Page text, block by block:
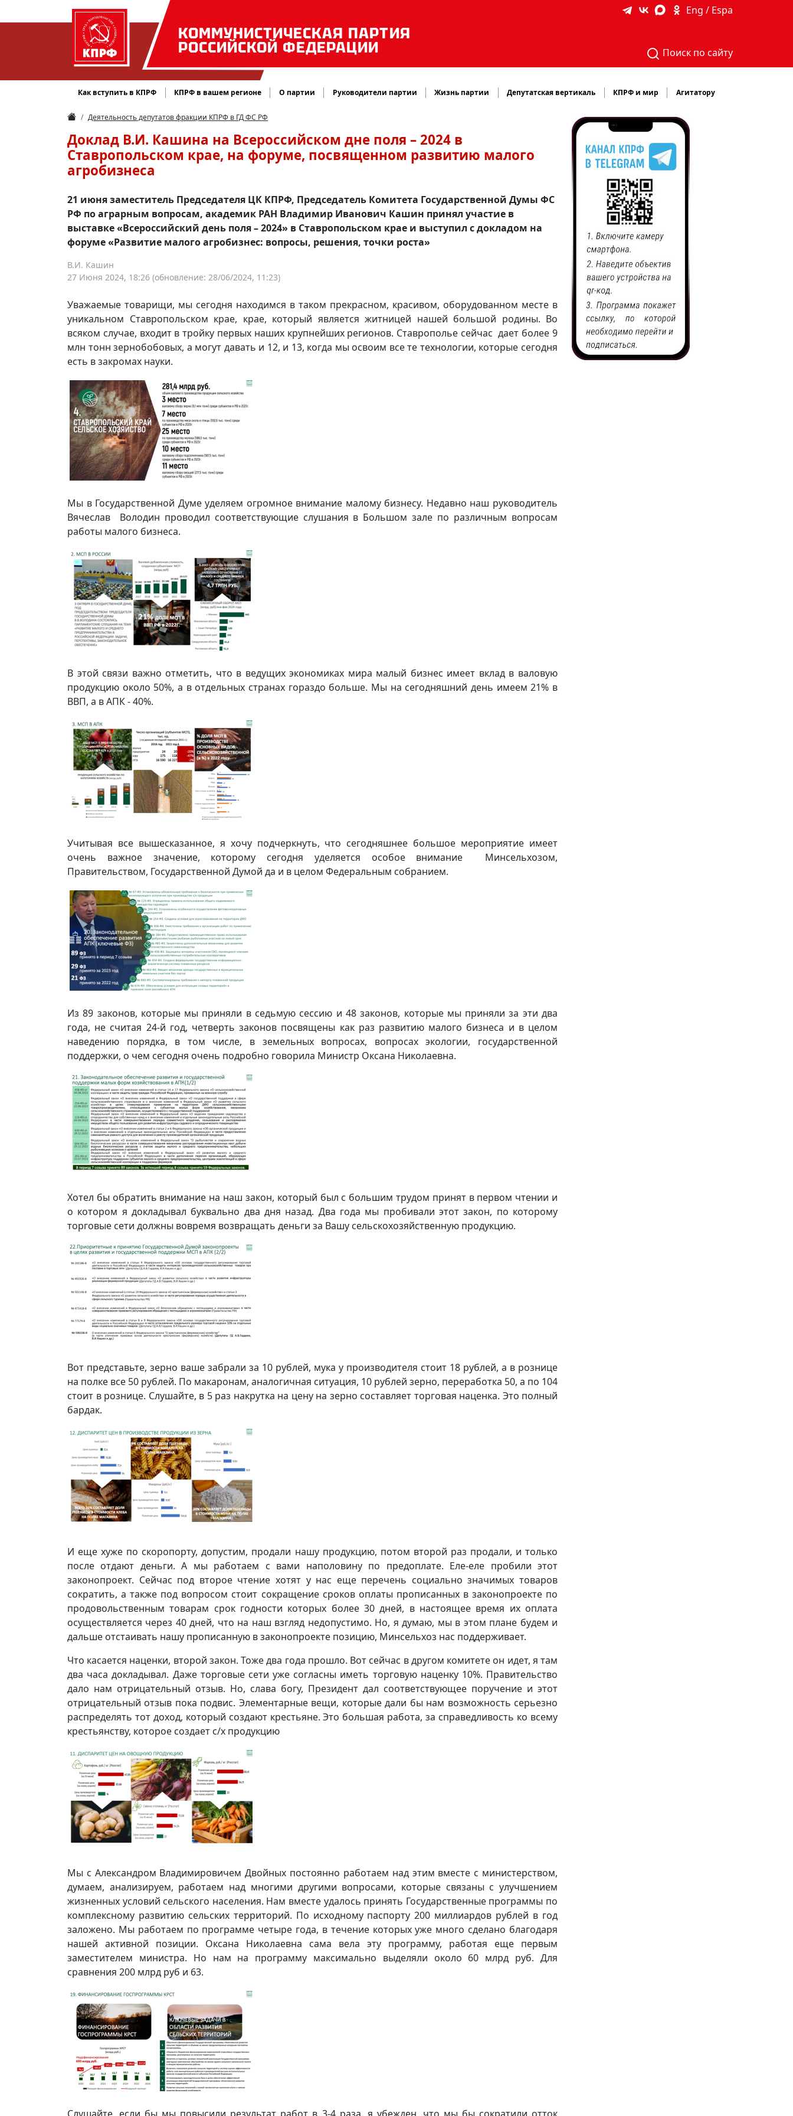
КОММУНИСТИЧЕСКАЯ ПАРТИЯ
РОССИЙСКОЙ ФЕДЕРАЦИИ
Eng / Espa
Поиск по сайту
Как вступить в КПРФ КПРФ в вашем регионе О партии Руководители партии Жизнь партии Депутатская вертикаль КПРФ и мир Агитатору
Деятельность депутатов фракции КПРФ в ГД ФС РФ
Доклад В.И. Кашина на Всероссийском дне поля – 2024 в
Ставропольском крае, на форуме, посвященном развитию малого
агробизнеса
21 июня заместитель Председателя ЦК КПРФ, Председатель Комитета Государственной Думы ФС
РФ по аграрным вопросам, академик РАН Владимир Иванович Кашин принял участие в
выставке «Всероссийский день поля – 2024» в Ставропольском крае и выступил с докладом на
форуме «Развитие малого агробизнес: вопросы, решения, точки роста»
В.И. Кашин
27 Июня 2024, 18:26 (обновление: 28/06/2024, 11:23)
Уважаемые товарищи, мы сегодня находимся в таком прекрасном, красивом, оборудованном месте в
уникальном Ставропольском крае, крае, который является житницей нашей большой родины. Во
всяком случае, входит в тройку первых наших крупнейших регионов. Ставрополье сейчас дает более 9
млн тонн зернобобовых, а могут давать и 12, и 13, когда мы освоим все те технологии, которые сегодня
есть в закромах науки.
Мы в Государственной Думе уделяем огромное внимание малому бизнесу. Недавно наш руководитель
Вячеслав Володин проводил соответствующие слушания в Большом зале по различным вопросам
работы малого бизнеса.
В этой связи важно отметить, что в ведущих экономиках мира малый бизнес имеет вклад в валовую
продукцию около 50%, а в отдельных странах гораздо больше. Мы на сегодняшний день имеем 21% в
ВВП, а в АПК - 40%.
Учитывая все вышесказанное, я хочу подчеркнуть, что сегодняшнее большое мероприятие имеет
очень важное значение, которому сегодня уделяется особое внимание Минсельхозом,
Правительством, Государственной Думой да и в целом Федеральным собранием.
Из 89 законов, которые мы приняли в седьмую сессию и 48 законов, которые мы приняли за эти два
года, не считая 24-й год, четверть законов посвящены как раз развитию малого бизнеса и в целом
наведению порядка, в том числе, в земельных вопросах, вопросах экологии, государственной
поддержки, о чем сегодня очень подробно говорила Министр Оксана Николаевна.
Хотел бы обратить внимание на наш закон, который был с большим трудом принят в первом чтении и
о котором я докладывал буквально два дня назад. Два года мы пробивали этот закон, по которому
торговые сети должны вовремя возвращать деньги за Вашу сельскохозяйственную продукцию.
Вот представьте, зерно ваше забрали за 10 рублей, мука у производителя стоит 18 рублей, а в рознице
на полке все 50 рублей. По макаронам, аналогичная ситуация, 10 рублей зерно, переработка 50, а по 104
стоит в рознице. Слушайте, в 5 раз накрутка на цену на зерно составляет торговая наценка. Это полный
бардак.
И еще хуже по скоропорту, допустим, продали нашу продукцию, потом второй раз продали, и только
после отдают деньги. А мы работаем с вами наполовину по предоплате. Еле-еле пробили этот
законопроект. Сейчас под второе чтение хотят у нас еще перечень социально значимых товаров
сократить, а также под вопросом стоит сокращение сроков оплаты прописанных в законопроекте по
продовольственным товарам срок годности которых более 30 дней, в настоящее время их оплата
осуществляется через 40 дней, что на наш взгляд недопустимо. Но, я думаю, мы в этом плане будем и
дальше отстаивать нашу прописанную в законопроекте позицию, Минсельхоз нас поддерживает.
Что касается наценки, второй закон. Тоже два года прошло. Вот сейчас в другом комитете он идет, я там
два часа докладывал. Даже торговые сети уже согласны иметь торговую наценку 10%. Правительство
дало нам отрицательный отзыв. Но, слава богу, Президент дал соответствующее поручение и этот
отрицательный отзыв пока подвис. Элементарные вещи, которые дали бы нам возможность серьезно
распределять тот доход, который создают крестьяне. Это большая работа, за справедливость ко всему
крестьянству, которое создает с/х продукцию
Мы с Александром Владимировичем Двойных постоянно работаем над этим вместе с министерством,
думаем, анализируем, работаем над многими другими вопросами, которые связаны с улучшением
жизненных условий сельского населения. Нам вместе удалось принять Государственные программы по
комплексному развитию сельских территорий. По исходному паспорту 200 миллиардов рублей в год
заложено. Мы работаем по программе четыре года, в течение которых уже много сделано благодаря
нашей активной позиции. Оксана Николаевна сама вела эту программу, работая еще первым
заместителем министра. Но нам на программу максимально выделяли около 60 млрд руб. Для
сравнения 200 млрд руб и 63.